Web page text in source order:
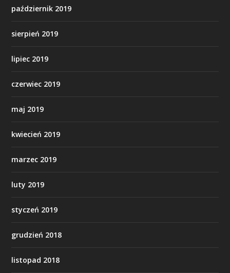
październik 2019
sierpień 2019
lipiec 2019
czerwiec 2019
maj 2019
kwiecień 2019
marzec 2019
luty 2019
styczeń 2019
grudzień 2018
listopad 2018